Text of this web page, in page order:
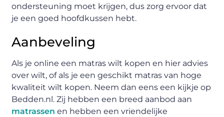
ondersteuning moet krijgen, dus zorg ervoor dat
je een goed hoofdkussen hebt.
Aanbeveling
Als je online een matras wilt kopen en hier advies
over wilt, of als je een geschikt matras van hoge
kwaliteit wilt kopen. Neem dan eens een kijkje op
Bedden.nl. Zij hebben een breed aanbod aan
matrassen en hebben een vriendelijke